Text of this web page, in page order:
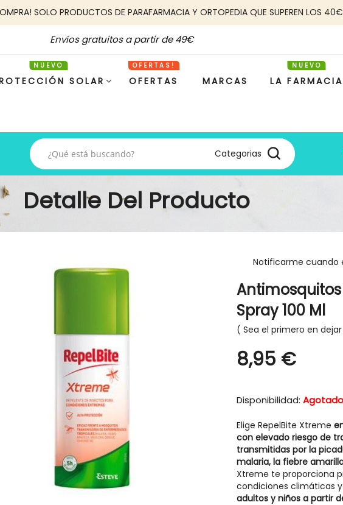
SOLO PRODUCTOS DE PARAFARMACIA Y ORTOPEDIA QUE SUPEREN LOS 40€
Envíos gratuitos a partir de 49€
SOLAR OFERTAS MARCAS LA FARMACIA
Categorias
Detalle Del Producto
Notificarme cuando
Spray 100 Ml
Sea el primero en
8,95 €
Disponibilidad: Agotado
Elige RepelBite Xtreme
con elevado riesgo de
transmitidas por la
malaria, la fiebre
Xtreme te proporciona
condiciones climáticas
adultos y niños a partir